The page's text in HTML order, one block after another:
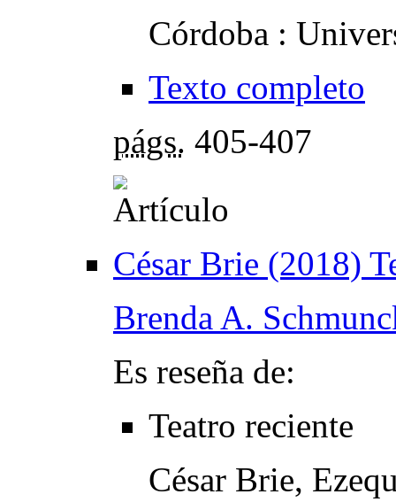
Córdoba :
Texto completo
págs. 405-407
César Brie (2018)
Brenda A.
Es reseña de:
Teatro reciente
César Brie,